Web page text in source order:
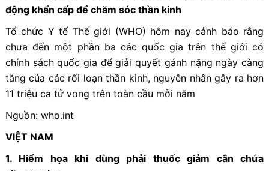
động khẩn cấp để chăm sóc thần kinh
Tổ chức Y tế Thế giới (WHO) hôm nay cảnh báo rằng
chưa đến một phần ba các quốc gia trên thế giới có
chính sách quốc gia để giải quyết gánh nặng ngày càng
tăng của các rối loạn thần kinh, nguyên nhân gây ra hơn
11 triệu ca tử vong trên toàn cầu mỗi năm
Nguồn: who.int
VIỆT NAM
1. Hiểm họa khi dùng phải thuốc giảm cân chứa